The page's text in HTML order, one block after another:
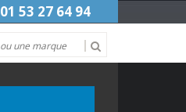
01 53 27 64 94